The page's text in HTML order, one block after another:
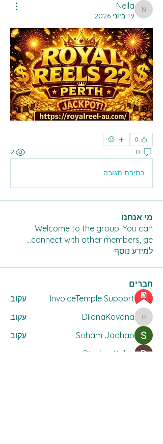
Nella
Nella
19 ביוני 2026
0
0
2
כתיבת תגובה...
מי אנחנו
Welcome to the group! You can
connect with other members, ge
...
למידע נוסף
חברים
InvoiceTemple Support
עקוב
DilonaKovana
DilonaKovana
עקוב
Soham Jadhao
עקוב
Divakar Kolhe